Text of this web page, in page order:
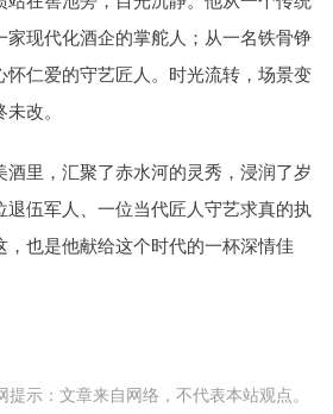
现代化酒企的掌舵人；从一名铁骨铮
仁爱的守艺匠人。时光流转，场景变
改。
里，汇聚了赤水河的灵秀，浸润了岁
退伍军人、一位当代匠人守艺求真的执
也是他献给这个时代的一杯深情佳
提示：文章来自网络，不代表本站观点。